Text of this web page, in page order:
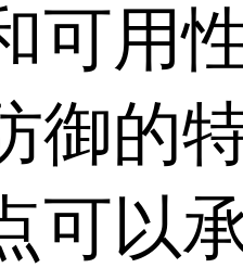
可用
御的
可以